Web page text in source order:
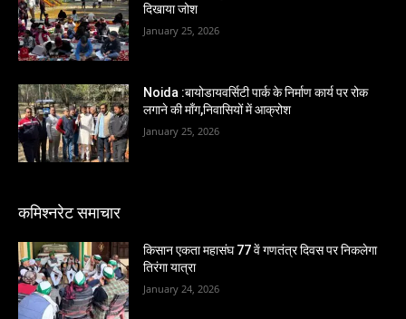
दिखाया जोश
January 25, 2026
Noida :बायोडायवर्सिटी पार्क के निर्माण कार्य पर रोक
लगाने की माँग,निवासियों में आक्रोश
January 25, 2026
कमिश्नरेट समाचार
किसान एकता महासंघ 77 वें गणतंत्र दिवस पर निकलेगा
तिरंगा यात्रा
January 24, 2026